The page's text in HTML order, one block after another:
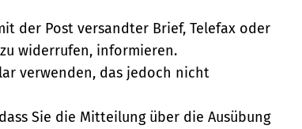
der Post versandter Brief, Telefax oder
widerrufen, informieren.
verwenden, das jedoch nicht
Sie die Mitteilung über die Ausübung